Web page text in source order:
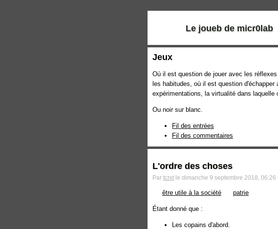
Le joueb de micr0lab
Jeux
Où il est question de jouer avec les
les habitudes, où il est question
expérimentations, la virtualité dans laquelle
Ou noir sur blanc.
Fil des entrées
Fil des commentaires
L'ordre des choses
Par tcrxt le dimanche 9 septembre 2018, 06:26
être utile à la société patrie
Étant donné que :
Les copains d'abord.